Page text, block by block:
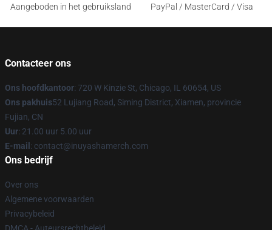
Aangeboden in het gebruiksland
PayPal / MasterCard / Visa
Contacteer ons
Ons hoofdkantoor: 720 W Kinzie St, Chicago, IL 60654, US
Ons pakhuis52 Lujiang Road, Siming District, Xiamen, provincie
Fujian, CN
Uur: 21.00 uur 5.00 uur
E-mail : contact@inuyashamerch.com
Ons bedrijf
Over ons
Algemene voorwaarden
Privacybeleid